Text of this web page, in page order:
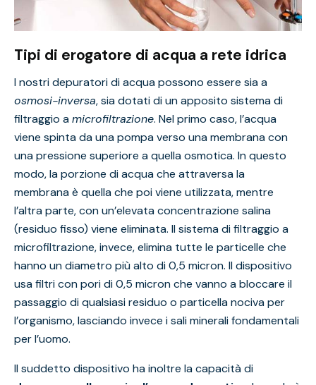
Tipi di erogatore di acqua a rete idrica
I nostridepuratori di acquapossono essere sia a
osmosi-inversa, sia dotati di un apposito sistema di
filtraggio amicrofiltrazione. Nel primo caso, l’acqua
viene spinta da una pompa verso una membrana con
una pressione superiore a quella osmotica. In questo
modo, la porzione di acqua che attraversa la
membrana è quella che poi viene utilizzata, mentre
l’altra parte, con un’elevata concentrazione salina
(residuo fisso) viene eliminata. Il sistema di filtraggio a
microfiltrazione, invece, elimina tutte le particelle che
hanno un diametro più alto di 0,5 micron. Il dispositivo
usa filtri con pori di 0,5 micron che vanno a bloccare il
passaggio di qualsiasi residuo o particella nociva per
l’organismo, lasciando invece i sali minerali fondamentali
per l’uomo.
Il suddetto dispositivo ha inoltre la capacità di